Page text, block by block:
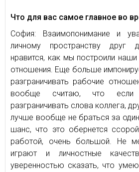
Что для вас самое главное во
София: Взаимопонимание и
личному пространству друг
нравится, как мы построили
отношения. Еще больше
разграничивать рабочие
вообще считаю, что
разграничивать слова коллега,
лучше вообще не браться за
шанс, что это обернется
работой, очень большой. Не
играют и личностные
уверенностью сказать, что